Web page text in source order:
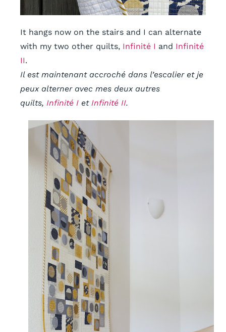
It hangs now on the stairs and I can alternate
with my two other quilts, Infinité I and Infinité
II.
Il est maintenant accroché dans l’escalier et je
peux alterner avec mes deux autres
quilts, Infinité I et Infinité II.